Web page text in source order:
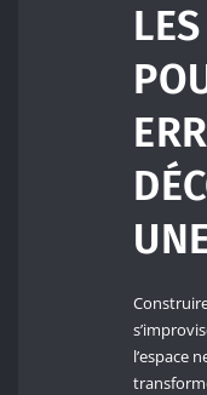
l’espace